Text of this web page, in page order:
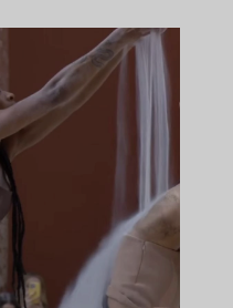
Lire l’article